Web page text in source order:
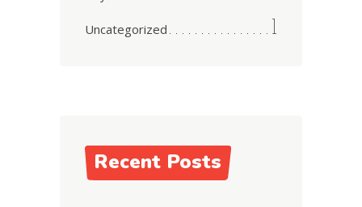
Uncategorized 1
Recent Posts